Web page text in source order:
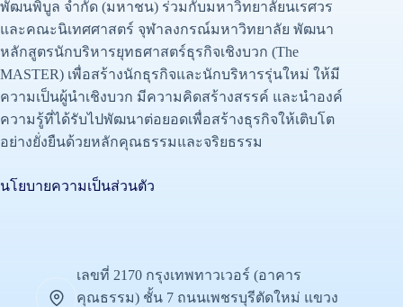
พัฒนพิบูล จำกัด (มหาชน) ร่วมกับมหาวิทยาลัยนเรศวร
และคณะนิเทศศาสตร์ จุฬาลงกรณ์มหาวิทยาลัย พัฒนา
หลักสูตรนักบริหารยุทธศาสตร์ธุรกิจเชิงบวก (The
MASTER) เพื่อสร้างนักธุรกิจและนักบริหารรุ่นใหม่ ให้มี
ความเป็นผู้นำเชิงบวก มีความคิดสร้างสรรค์ และนำองค์
ความรู้ที่ได้รับไปพัฒนาต่อยอดเพื่อสร้างธุรกิจให้เติบโต
อย่างยั่งยืนด้วยหลักคุณธรรมและจริยธรรม
นโยบายความเป็นส่วนตัว
เลขที่ 2170 กรุงเทพทาวเวอร์ (อาคาร
คุณธรรม) ชั้น 7 ถนนเพชรบุรีตัดใหม่ แขวง